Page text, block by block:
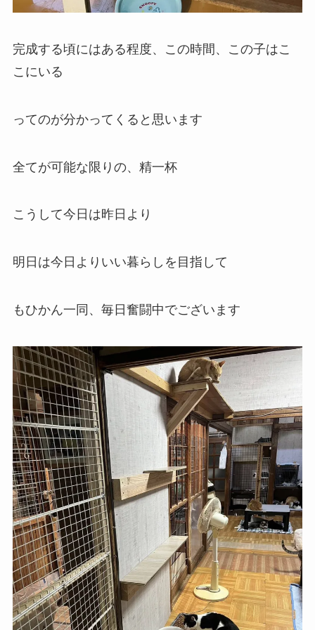
完成する頃にはある程度、この時間、この子はこ
こにいる
ってのが分かってくると思います
全てが可能な限りの、精一杯
こうして今日は昨日より
明日は今日よりいい暮らしを目指して
もひかん一同、毎日奮闘中でございます